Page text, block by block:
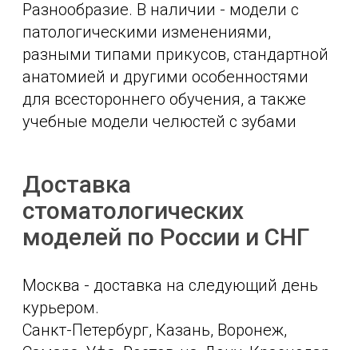
Разнообразие. В наличии - модели с
патологическими изменениями,
разными типами прикусов, стандартной
анатомией и другими особенностями
для всестороннего обучения, а также
учебные модели челюстей с зубами
Доставка
стоматологических
моделей по России и СНГ
Москва - доставка на следующий день
курьером.
Санкт-Петербург, Казань, Воронеж,